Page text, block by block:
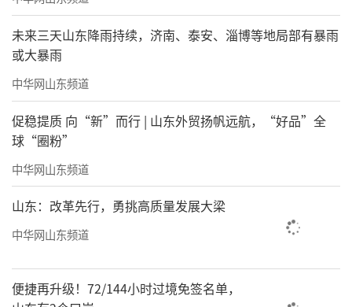
未来三天山东降雨持续，济南、泰安、淄博等地局部有暴雨
或大暴雨
中华网山东频道
促稳提质 向“新”而行 | 山东外贸扬帆远航，“好品”全
球“圈粉”
中华网山东频道
山东：改革先行，勇挑高质量发展大梁
中华网山东频道
便捷再升级！72/144小时过境免签名单，